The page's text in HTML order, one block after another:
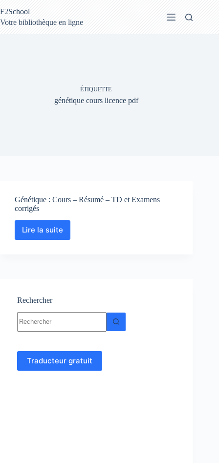
au
contenu
F2School
Votre bibliothèque en ligne
ÉTIQUETTE
génétique cours licence pdf
Génétique : Cours – Résumé – TD et Examens
corrigés
Lire la suite
Génétique
et
corrigés
Rechercher
résultat
Traducteur gratuit